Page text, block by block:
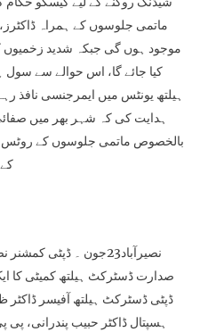
ماتمی جلوسوں کے ہمراہ ڈاکٹرز،
موجود ہوں گی جبکہ شدید زخمیوں
کیا جائے گا، اس حوالے سے سول
ہیلتھ یونٹس میں ایمرجنسی نافذ
ہدایت کی کہ شہر بھر میں
بالخصوص ماتمی جلوسوں کے روٹس
نصیرآباد23جون ۔ ڈپٹی
صدارت ڈسٹرکٹ ہیلتھ کمیٹی کا
ڈپٹی ڈسٹرکٹ ہیلتھ آفیسر
ہسپتال ڈاکٹر حبیب پندرانی،